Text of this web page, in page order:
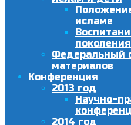
исламе
Федеральный
материалов
Конференция
2013 год
Научно-
2014 год